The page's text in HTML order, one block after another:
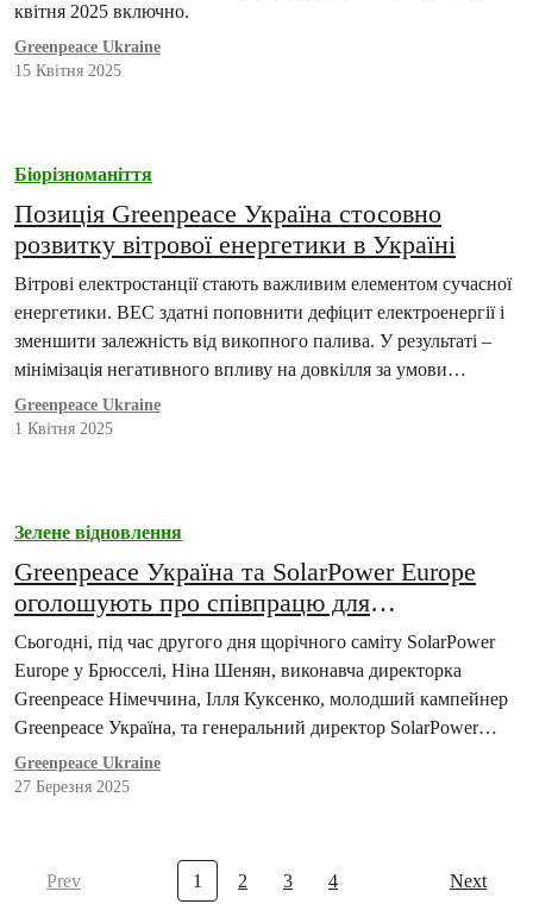
квітня 2025 включно.
Greenpeace Ukraine
15 Квітня 2025
Біорізноманіття
Позиція Greenpeace Україна стосовно
розвитку вітрової енергетики в Україні
Вітрові електростанції стають важливим елементом сучасної
енергетики. ВЕС здатні поповнити дефіцит електроенергії і
зменшити залежність від викопного палива. У результаті –
мінімізація негативного впливу на довкілля за умови
дотримання всіх…
Greenpeace Ukraine
1 Квітня 2025
Зелене відновлення
Greenpeace Україна та SolarPower Europe
оголошують про співпрацю для
прискорення розвитку сонячної енергетики
в Україні
Сьогодні, під час другого дня щорічного саміту SolarPower
Europe у Брюсселі, Ніна Шенян, виконавча директорка
Greenpeace Німеччина, Ілля Куксенко, молодший кампейнер
Greenpeace Україна, та генеральний директор SolarPower
Europe Вальбурга Хеметсбергер…
Greenpeace Ukraine
27 Березня 2025
Prev 1 2 3 4 Next